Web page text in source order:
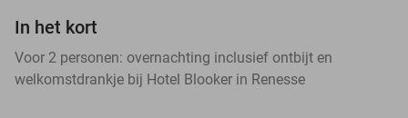
In het kort
Voor 2 personen: overnachting inclusief ontbijt en
welkomstdrankje bij Hotel Blooker in Renesse